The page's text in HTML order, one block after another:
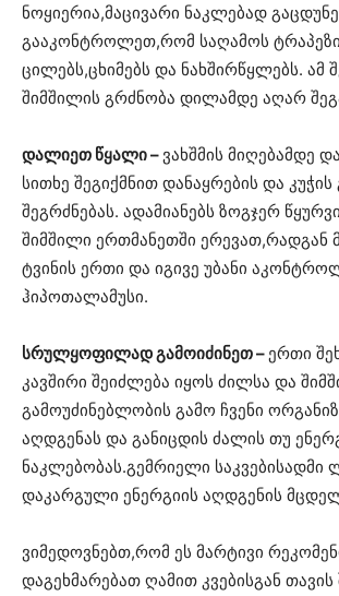
ნოყიერია,მაცივარი ნაკლებად
გააკონტროლეთ,რომ საღამოს ტრაპეზი
ცილებს,ცხიმებს და ნახშირწყლებს. ამ
შიმშილის გრძნობა დილამდე აღარ
დალიეთ წყალი –ვახშმის მიღებამდე
სითხე შეგიქმნით დანაყრების და კუჭის
შეგრძნებას. ადამიანებს ზოგჯერ
შიმშილი ერთმანეთში ერევათ,რადგან
ტვინის ერთი და იგივე უბანი
ჰიპოთალამუსი.
სრულყოფილად გამოიძინეთ –ერთი
კავშირი შეიძლება იყოს ძილსა და
გამოუძინებლობის გამო ჩვენი
აღდგენას და განიცდის ძალის თუ
ნაკლებობას.გემრიელი
დაკარგული ენერგიის აღდგენის
ვიმედოვნებთ,რომ ეს მარტივი
დაგეხმარებათ ღამით კვებისგან თავის